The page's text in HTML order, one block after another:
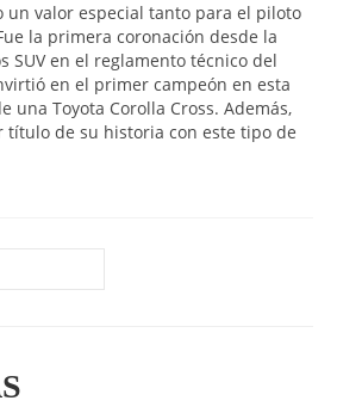
un valor especial tanto para el piloto
la primera coronación desde la
SUV en el reglamento técnico del
en el primer campeón en esta
una Toyota Corolla Cross. Además,
título de su historia con este tipo de